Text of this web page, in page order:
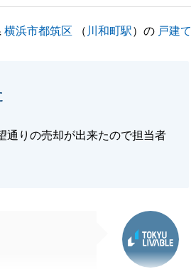
横浜市都筑区 （ 川和町駅）の 戸建て
通りの売却が出来たので担当者